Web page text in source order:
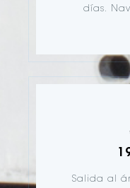
días.
Salida al